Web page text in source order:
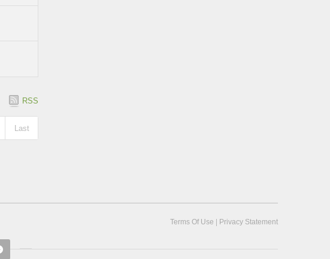
RSS
Last
Terms Of Use | Privacy Statement